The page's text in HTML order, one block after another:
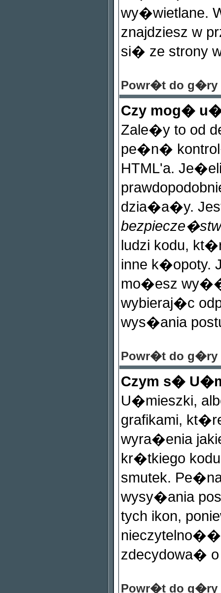
wy�wietlane.
znajdziesz w
si� ze strony
Powr�t do g�ry
Czy mog�
Zale�y to od
pe�n�
HTML'a.
dzia�a�y.
ludzi kodu,
inne k�opoty.
mo�esz
wybieraj�c
wys�ania
Powr�t do g�ry
Czym s�
U�mieszki,
grafikami,
wyra�enia
kr�tkiego
smutek.
wysy�ania
tych ikon,
nieczytelno��
zdecydowa�
Powr�t do g�ry